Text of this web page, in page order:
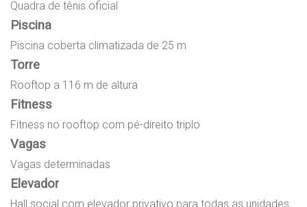
Quadra de tênis oficial
Piscina
Piscina coberta climatizada de 25 m
Torre
Rooftop a 116 m de altura
Fitness
Fitness no rooftop com pé-direito triplo
Vagas
Vagas determinadas
Elevador
Hall social com elevador privativo para todas as unidades